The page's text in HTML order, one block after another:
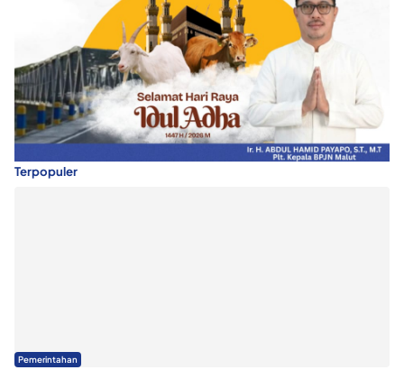
Terpopuler
Pemerintahan